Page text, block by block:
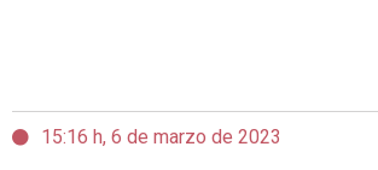
15:16 h, 6 de marzo de 2023